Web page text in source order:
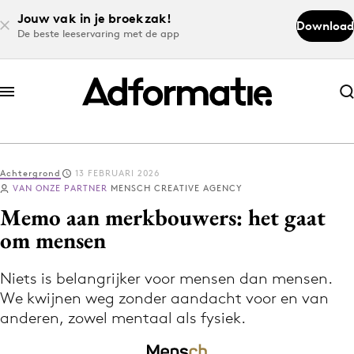
Jouw vak in je broekzak!
De beste leeservaring met de app
Download
Abonneer nu
Abonneer nu
Log in
Nieuws app
Achtergrond
13 FEBRUARI 2026
VAN ONZE PARTNER MENSCH CREATIVE AGENCY
Memo aan merkbouwers: het gaat
om mensen
Niets is belangrijker voor mensen dan mensen.
We kwijnen weg zonder aandacht voor en van
anderen, zowel mentaal als fysiek.